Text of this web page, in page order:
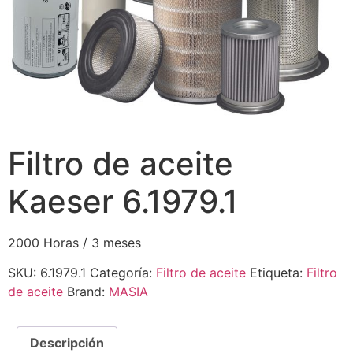
Filtro de aceite
Kaeser 6.1979.1
2000 Horas / 3 meses
SKU: 6.1979.1 Categoría: Filtro de aceite Etiqueta: Filtro
de aceite Brand: MASIA
Descripción